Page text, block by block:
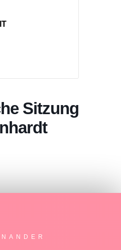
Sitzung